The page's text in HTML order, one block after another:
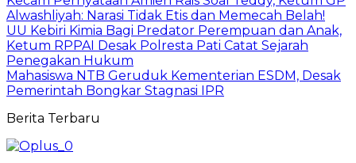
Alwashliyah: Narasi Tidak Etis dan Memecah Belah!
UU Kebiri Kimia Bagi Predator Perempuan dan Anak,
Ketum RPPAI Desak Polresta Pati Catat Sejarah
Penegakan Hukum
Mahasiswa NTB Geruduk Kementerian ESDM, Desak
Pemerintah Bongkar Stagnasi IPR
Berita Terbaru